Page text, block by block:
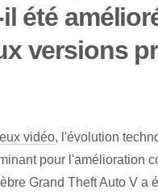
il été
versions
vidéo, l'évolution
pour l'amélioration
Grand Theft Auto V a